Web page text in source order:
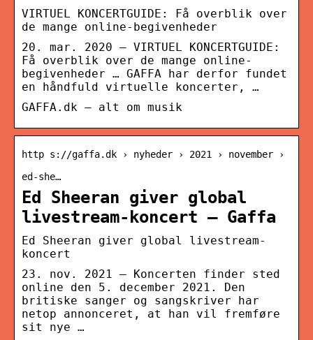
VIRTUEL KONCERTGUIDE: Få overblik over
de mange online-begivenheder
20. mar. 2020 — VIRTUEL KONCERTGUIDE:
Få overblik over de mange online-
begivenheder … GAFFA har derfor fundet
en håndfuld virtuelle koncerter, …
GAFFA.dk – alt om musik
http s://gaffa.dk › nyheder › 2021 › november ›
ed-she…
Ed Sheeran giver global
livestream-koncert – Gaffa
Ed Sheeran giver global livestream-
koncert
23. nov. 2021 — Koncerten finder sted
online den 5. december 2021. Den
britiske sanger og sangskriver har
netop annonceret, at han vil fremføre
sit nye …